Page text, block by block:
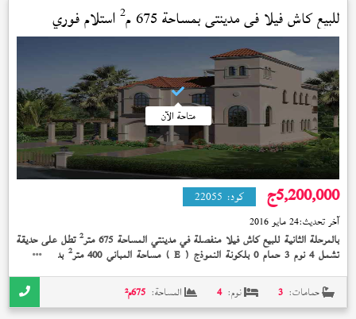
للبيع كاش فيلا فيمدينتيبمساحة 675 م 2 استلام فوري
متاحة الآن
5,200,000ج كود: 22055
آخر تحديث:24 مايو 2016
بالمرحلة الثانية للبيع كاش فيلا منفصلة في مدينتي المساحة 675 متر 2 تطل على حديقة
تشمل 4 نوم 3 حمام 0 بلكونة النموذج ( E) مساحة المباني 400 متر 2 بدون تشطيب
حمامات: 3 نوم: 4 المساحة: 675م²